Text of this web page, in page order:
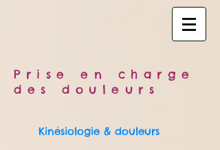
Prise en charge
des douleurs
Kinésiologie & douleurs